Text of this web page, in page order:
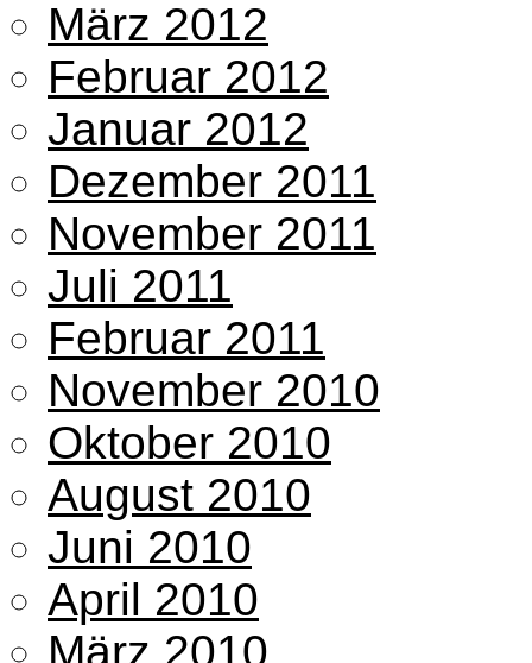
März 2012
Februar 2012
Januar 2012
Dezember 2011
November 2011
Juli 2011
Februar 2011
November 2010
Oktober 2010
August 2010
Juni 2010
April 2010
März 2010